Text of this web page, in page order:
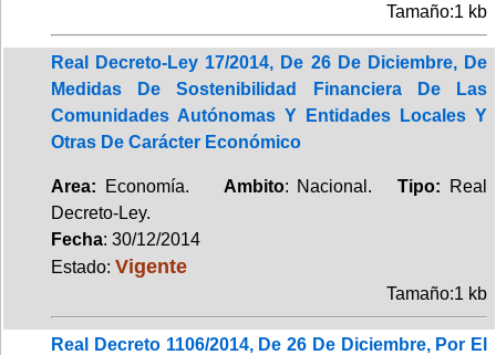
Tamaño:1 kb
Real Decreto-Ley 17/2014, De 26 De Diciembre, De
Medidas De Sostenibilidad Financiera De Las
Comunidades Autónomas Y Entidades Locales Y
Otras De Carácter Económico
Area: Economía. Ambito: Nacional.Tipo:
Real
Decreto-Ley.
Fecha: 30/12/2014
Estado: Vigente
Tamaño:1 kb
Real Decreto 1106/2014, De 26 De Diciembre, Por El